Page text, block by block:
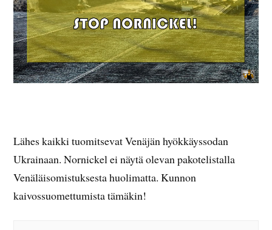
Lähes kaikki tuomitsevat Venäjän hyökkäyssodan
Ukrainaan. Nornickel ei näytä olevan pakotelistalla
Venäläisomistuksesta huolimatta. Kunnon
kaivossuomettumista tämäkin!